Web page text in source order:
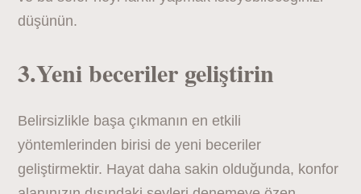
düşünün.
3.Yeni beceriler geliştirin
Belirsizlikle başa çıkmanın en etkili
yöntemlerinden birisi de yeni beceriler
geliştirmektir. Hayat daha sakin olduğunda, konfor